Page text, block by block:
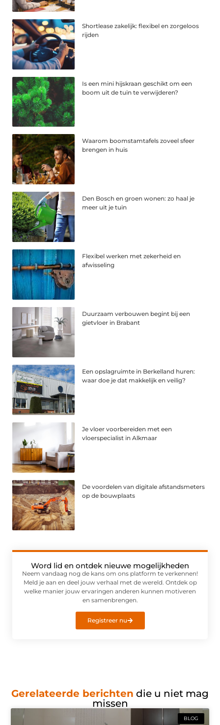
Shortlease zakelijk: flexibel en zorgeloos
rijden
Is een mini hijskraan geschikt om een
boom uit de tuin te verwijderen?
Waarom boomstamtafels zoveel sfeer
brengen in huis
Den Bosch en groen wonen: zo haal je
meer uit je tuin
Flexibel werken met zekerheid en
afwisseling
Duurzaam verbouwen begint bij een
gietvloer in Brabant
Een opslagruimte in Berkelland huren:
waar doe je dat makkelijk en veilig?
Je vloer voorbereiden met een
vloerspecialist in Alkmaar
De voordelen van digitale afstandsmeters
op de bouwplaats
Word lid en ontdek nieuwe mogelijkheden
Neem vandaag nog de kans om ons platform te verkennen!
Meld je aan en deel jouw verhaal met de wereld. Ontdek op
welke manier jouw ervaringen anderen kunnen motiveren
en samenbrengen.
Registreer nu
Gerelateerde berichten die u niet mag
missen
BLOG